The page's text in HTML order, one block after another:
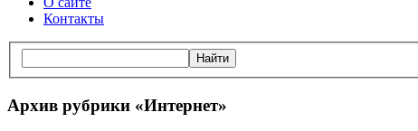
Контакты
Архив рубрики «Интернет»